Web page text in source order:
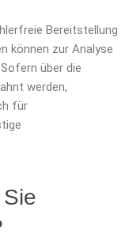
Bereitstellung
können zur Analyse
über die
werden,
für